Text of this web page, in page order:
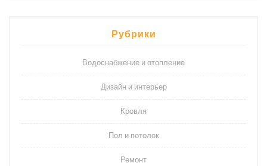
Рубрики
Водоснабжение и отопление
Дизайн и интерьер
Кровля
Пол и потолок
Ремонт